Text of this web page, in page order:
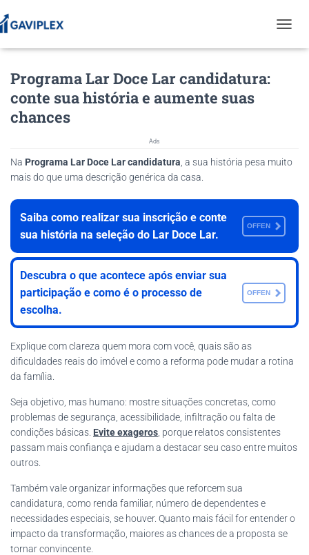
O
G
O
Programa Lar Doce Lar candidatura:
conte sua história e aumente suas
chances
Ads
Na Programa Lar Doce Lar candidatura , a sua história pesa muito
mais do que uma descrição genérica da casa.
Saiba como realizar sua inscrição e conte
sua história na seleção do Lar Doce Lar.
OFFEN
Descubra o que acontece após enviar sua
participação e como é o processo de
escolha.
OFFEN
Explique com clareza quem mora com você, quais são as
dificuldades reais do imóvel e como a reforma pode mudar a rotina
da família.
Seja objetivo, mas humano: mostre situações concretas, como
problemas de segurança, acessibilidade, infiltração ou falta de
condições básicas. Evite exageros , porque relatos consistentes
passam mais confiança e ajudam a destacar seu caso entre muitos
outros.
Também vale organizar informações que reforcem sua
candidatura, como renda familiar, número de dependentes e
necessidades especiais, se houver. Quanto mais fácil for entender o
impacto da transformação, maiores as chances de a proposta se
tornar convincente.